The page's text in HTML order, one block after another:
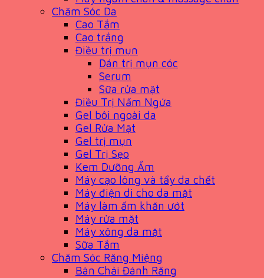
Chăm Sóc Da
Cao Tắm
Cao trắng
Điều trị mụn
Dán trị mụn cóc
Serum
Sữa rửa mặt
Điều Trị Nấm Ngứa
Gel bôi ngoài da
Gel Rửa Mặt
Gel trị mụn
Gel Trị Sẹo
Kem Dưỡng Ẩm
Máy cạo lông và tẩy da chết
Máy điện di cho da mặt
Máy làm ấm khăn ướt
Máy rửa mặt
Máy xông da mặt
Sữa Tắm
Chăm Sóc Răng Miệng
Bàn Chải Đánh Răng